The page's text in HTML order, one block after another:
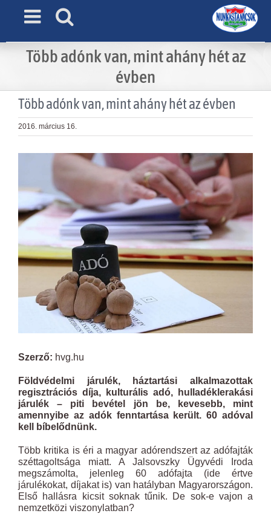
Több adónk van, mint ahány hét az
évben
Több adónk van, mint ahány hét az évben
2016. március 16.
Szerző: hvg.hu
Földvédelmi járulék, háztartási alkalmazottak
regisztrációs díja, kulturális adó, hulladéklerakási
járulék – piti bevétel jön be, kevesebb, mint
amennyibe az adók fenntartása került. 60 adóval
kell bíbelődnünk.
Több kritika is éri a magyar adórendszert az adófajták
széttagoltsága miatt. A Jalsovszky Ügyvédi Iroda
megszámolta, jelenleg 60 adófajta (ide értve
járulékokat, díjakat is) van hatályban Magyarországon.
Első hallásra kicsit soknak tűnik. De sok-e vajon a
nemzetközi viszonylatban?